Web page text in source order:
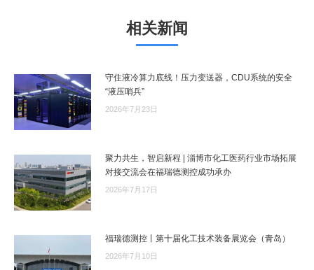
相关新闻
守住液冷算力底线！压力变送器，CDU系统的安全
“液压哨兵”
2026年7月23日
聚力共生，智启新程 | 淄博市化工医药行业市场拓展
对接交流会在福瑞德测控成功承办
2026年7月17日
福瑞德测控丨第十届化工技术装备展览会（青岛）
2026年7月10日